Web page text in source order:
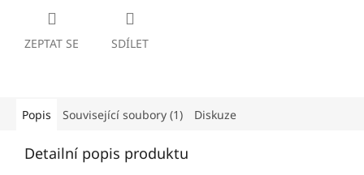
ZEPTAT SE SDÍLET
Popis Související soubory (1) Diskuze
Detailní popis produktu